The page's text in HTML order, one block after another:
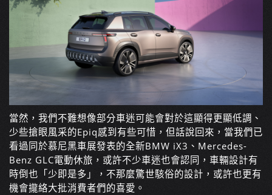
當然，我們不難想像部分車迷可能會對於這顯得更顯低調、
少些搶眼風采的Epiq感到有些可惜，但話說回來，當我們已
看過同於慕尼黑車展發表的全新BMW iX3、Mercedes-
Benz GLC電動休旅，或許不少車迷也會認同，車輛設計有
時倒也「少即是多」，不那麼驚世駭俗的設計，或許也更有
機會攏絡大批消費者們的喜愛。